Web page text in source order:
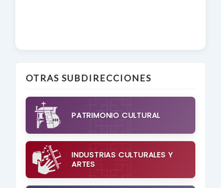
OTRAS SUBDIRECCIONES
PATRIMONIO CULTURAL
INDUSTRIAS CULTURALES Y
ARTES